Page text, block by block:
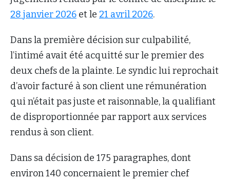
28 janvier 2026 et le 21 avril 2026.
Dans la première décision sur culpabilité,
l’intimé avait été acquitté sur le premier des
deux chefs de la plainte. Le syndic lui reprochait
d’avoir facturé à son client une rémunération
qui n’était pas juste et raisonnable, la qualifiant
de disproportionnée par rapport aux services
rendus à son client.
Dans sa décision de 175 paragraphes, dont
environ 140 concernaient le premier chef